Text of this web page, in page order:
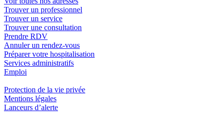
Trouver un professionnel
Trouver un service
Trouver une consultation
Prendre RDV
Annuler un rendez-vous
Préparer votre hospitalisation
Services administratifs
Emploi​
Protection de la vie privée
Mentions légales
Lanceurs d’alerte